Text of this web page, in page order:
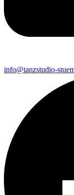
info@tanzstudio-